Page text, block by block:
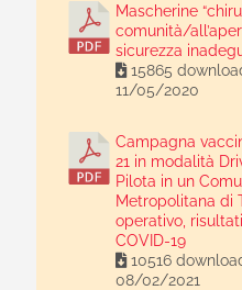
Mascherine
comunità/
sicurezza
15865
11/05/2020
Campagna
21 in modalità
Pilota in un
Metropolitana di
operativo,
COVID-19
10516
08/02/2021